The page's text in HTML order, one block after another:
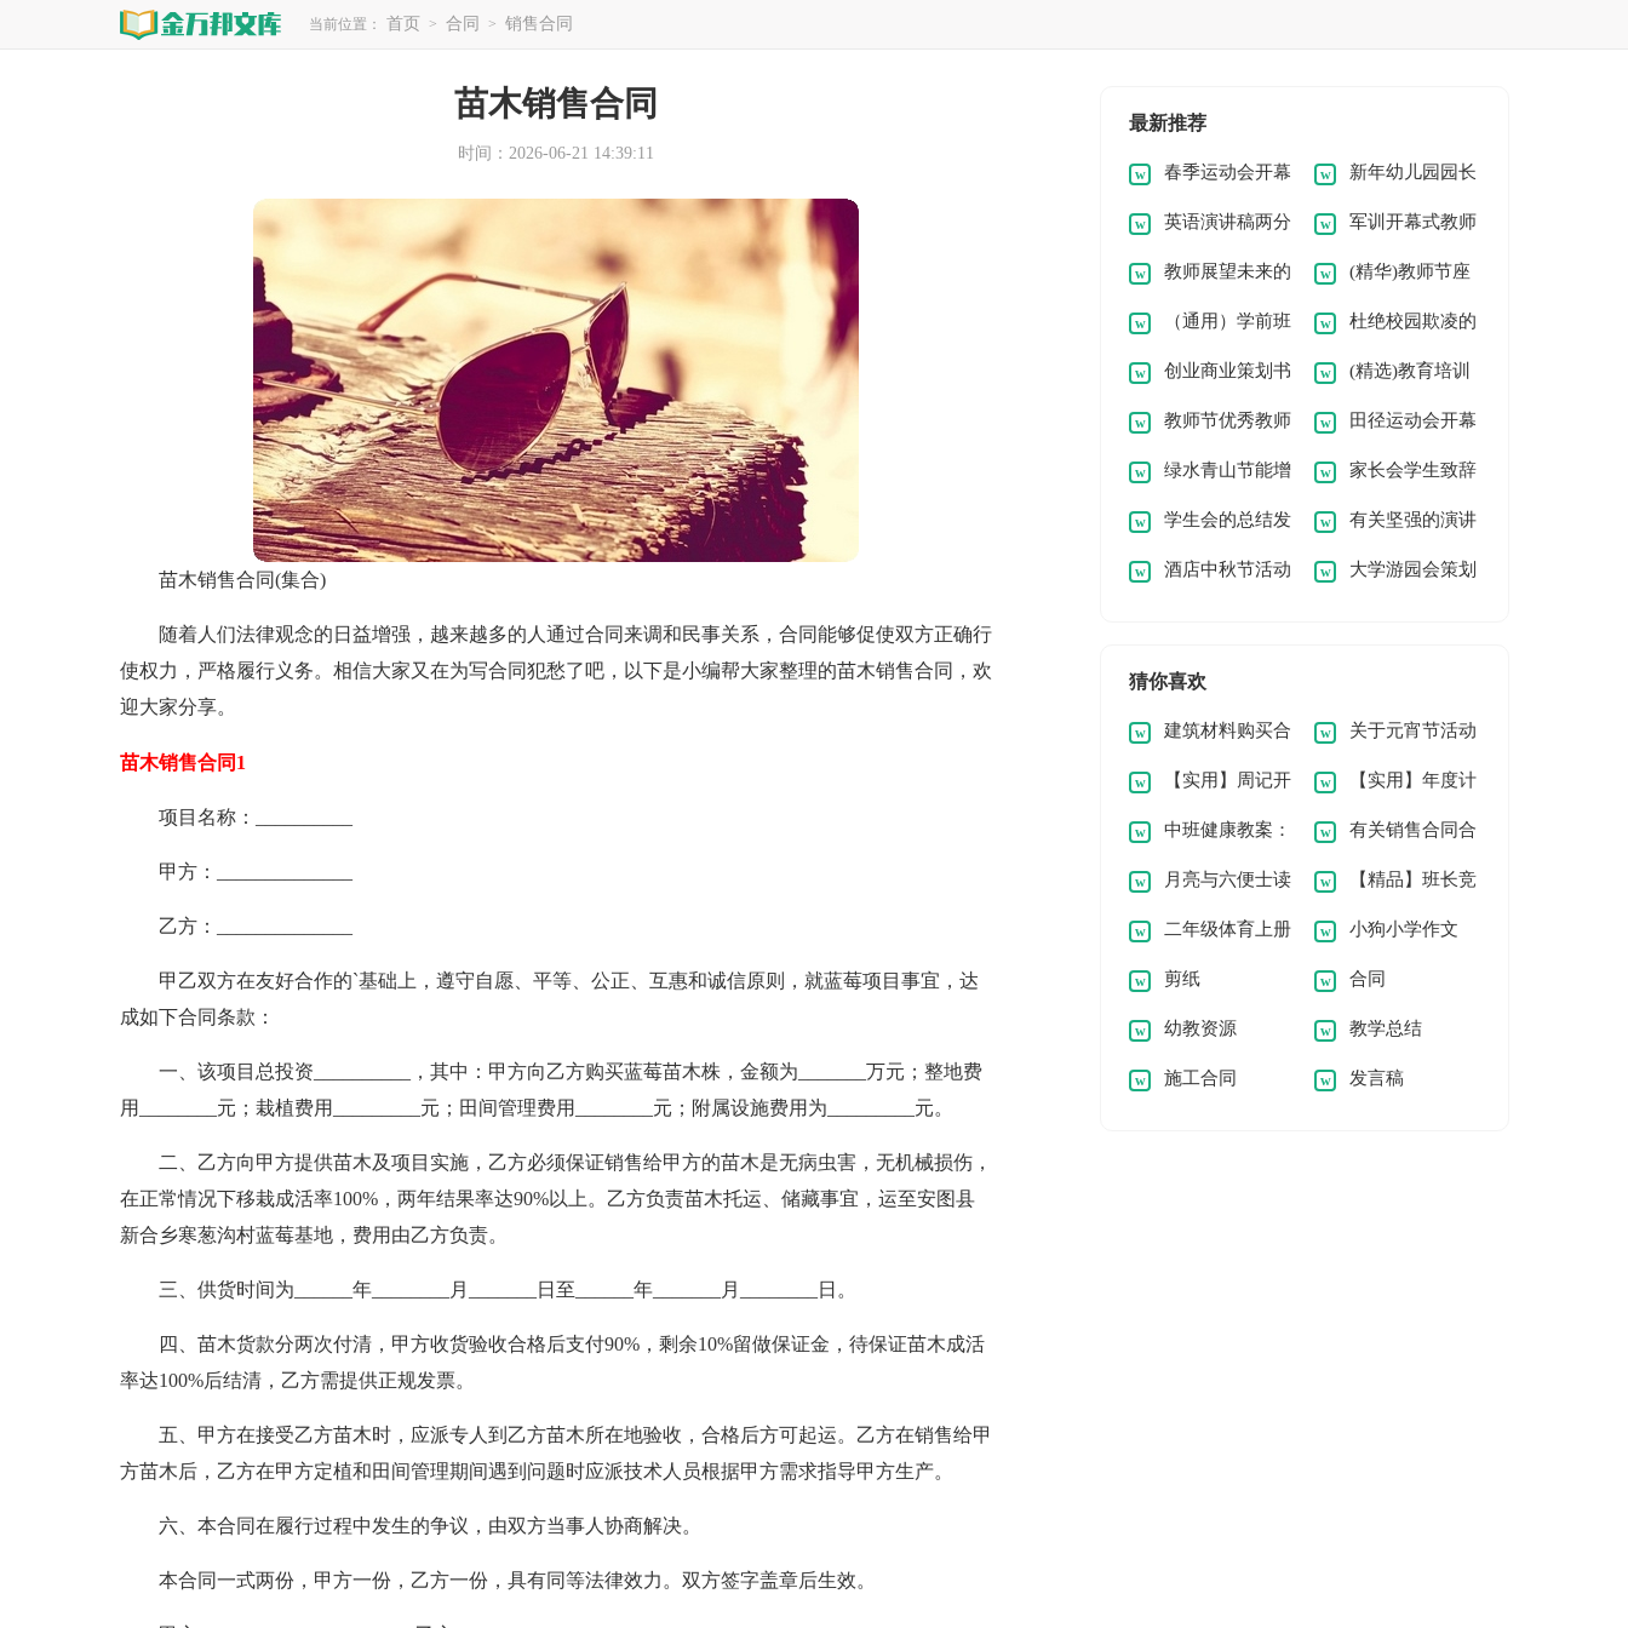
当前位置： 首页 > 合同 > 销售合同
苗木销售合同
时间：2026-06-21 14:39:11
苗木销售合同(集合)
随着人们法律观念的日益增强，越来越多的人通过合同来调和民事关系，合同能够促使双方正确行
使权力，严格履行义务。相信大家又在为写合同犯愁了吧，以下是小编帮大家整理的苗木销售合同，欢
迎大家分享。
苗木销售合同1
项目名称：__________
甲方：______________
乙方：______________
甲乙双方在友好合作的`基础上，遵守自愿、平等、公正、互惠和诚信原则，就蓝莓项目事宜，达
成如下合同条款：
一、该项目总投资__________，其中：甲方向乙方购买蓝莓苗木株，金额为_______万元；整地费
用________元；栽植费用_________元；田间管理费用________元；附属设施费用为_________元。
二、乙方向甲方提供苗木及项目实施，乙方必须保证销售给甲方的苗木是无病虫害，无机械损伤，
在正常情况下移栽成活率100%，两年结果率达90%以上。乙方负责苗木托运、储藏事宜，运至安图县
新合乡寒葱沟村蓝莓基地，费用由乙方负责。
三、供货时间为______年________月_______日至______年_______月________日。
四、苗木货款分两次付清，甲方收货验收合格后支付90%，剩余10%留做保证金，待保证苗木成活
率达100%后结清，乙方需提供正规发票。
五、甲方在接受乙方苗木时，应派专人到乙方苗木所在地验收，合格后方可起运。乙方在销售给甲
方苗木后，乙方在甲方定植和田间管理期间遇到问题时应派技术人员根据甲方需求指导甲方生产。
六、本合同在履行过程中发生的争议，由双方当事人协商解决。
本合同一式两份，甲方一份，乙方一份，具有同等法律效力。双方签字盖章后生效。
最新推荐
春季运动会开幕
式领导讲话稿
新年幼儿园园长
致辞讲话稿
英语演讲稿两分
钟短文
军训开幕式教师
代表发言稿范文
教师展望未来的
演讲稿
(精华)教师节座
谈会校长发言稿15
篇
（通用）学前班
家长会发言稿
杜绝校园欺凌的
演讲稿
创业商业策划书
范本
(精选)教育培训
机构策划书
教师节优秀教师
代表发言稿
田径运动会开幕
式校长致辞
绿水青山节能增
效小学生演讲稿
家长会学生致辞
（合集12篇）
学生会的总结发
言稿范文（通用7
有关坚强的演讲
稿
酒店中秋节活动 大学游园会策划
猜你喜欢
建筑材料购买合
同
关于元宵节活动
方案范文集锦九篇
【实用】周记开
学第一天3篇
【实用】年度计
划范文汇编7篇
中班健康教案：
保护牙齿
有关销售合同合
集15篇
月亮与六便士读
后感【汇编15篇】
【精品】班长竞
选演讲稿范文集锦七
篇
二年级体育上册
教学计划【集合】
小狗小学作文
300字（共9篇）
剪纸 合同
幼教资源 教学总结
施工合同 发言稿